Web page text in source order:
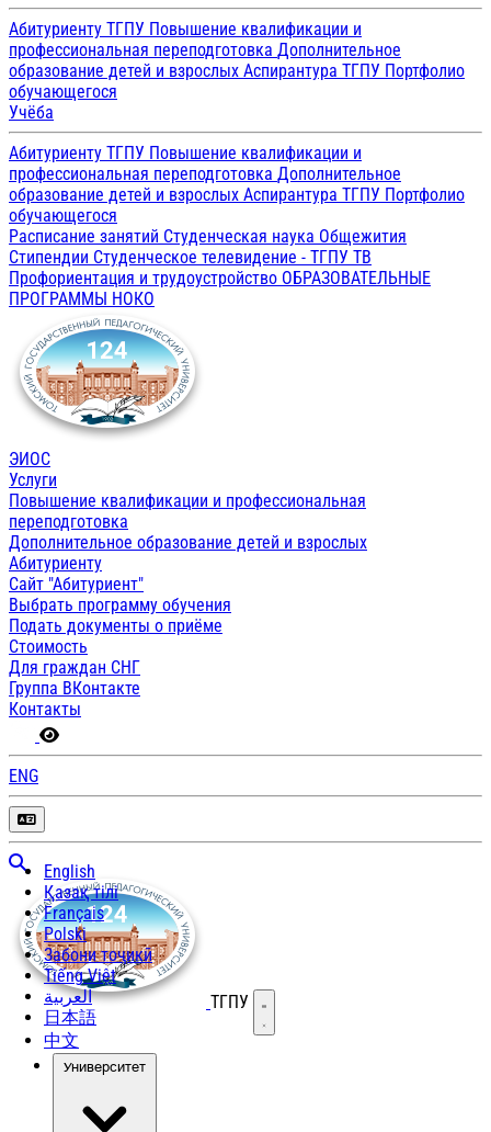
Абитуриенту ТГПУ Повышение квалификации и
профессиональная переподготовка Дополнительное
образование детей и взрослых Аспирантура ТГПУ Портфолио
обучающегося
Учёба
Абитуриенту ТГПУ Повышение квалификации и
профессиональная переподготовка Дополнительное
образование детей и взрослых Аспирантура ТГПУ Портфолио
обучающегося
Расписание занятий Студенческая наука Общежития
Стипендии Студенческое телевидение - ТГПУ ТВ
Профориентация и трудоустройство ОБРАЗОВАТЕЛЬНЫЕ
ПРОГРАММЫ НОКО
ЭИОС
Услуги
Повышение квалификации и профессиональная
переподготовка
Дополнительное образование детей и взрослых
Абитуриенту
Сайт "Абитуриент"
Выбрать программу обучения
Подать документы о приёме
Стоимость
Для граждан СНГ
Группа ВКонтакте
Контакты
ENG
English
Қазақ тілі
Français
Polski
Забони тоҷикӣ
Tiếng Việt
العربية
日本語
中文
ТГПУ Открыть меню
Университет